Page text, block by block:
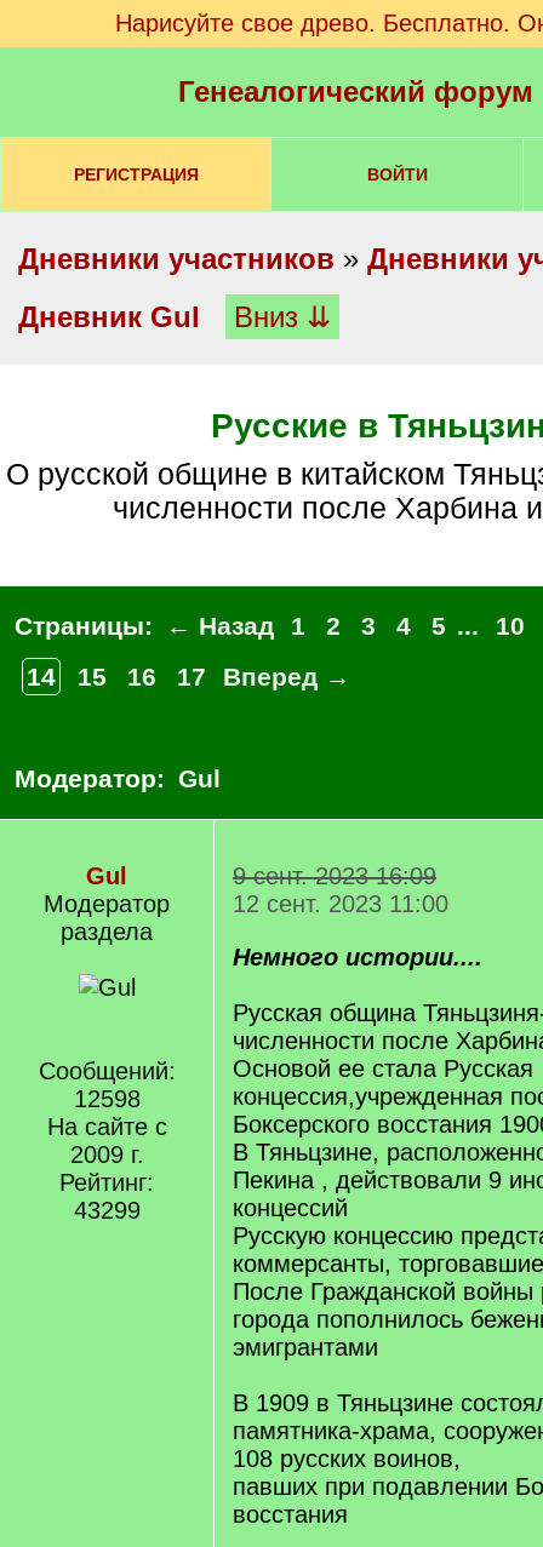
Нарисуйте свое древо. Бесплатно.
Генеалогический
РЕГИСТРАЦИЯ ВОЙТИ
Дневники участников » Дневники
Дневник Gul
Вниз ⇊
Русские в
О русской общине в китайском Тяньцзине, третьей по
численности после Харбина
Страницы: ← Назад 1 2 3 4 5 ...
10
14
15 16 17 Вперед →
Модератор: Gul
Gul
Модератор
раздела
Сообщений:
12598
На сайте с
2009 г.
Рейтинг:
43299
9 сент. 2023 16:09
12 сент. 2023 11:00
Немного истории....
Русская община
численности после
Основой ее стала Русская
концессия,учрежденная
Боксерского восстания
В Тяньцзине,
Пекина , действовали 9
концессий
Русскую концессию
коммерсанты,
После Гражданской войны
города пополнилось
эмигрантами
В 1909 в Тяньцзине
памятника-храма,
108 русских воинов,
павших при подавлении
восстания